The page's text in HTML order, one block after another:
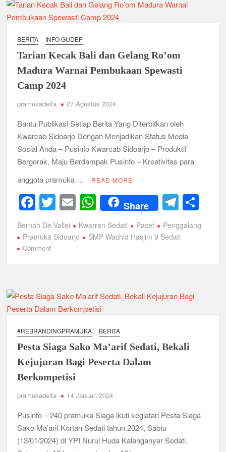
o
k
p
ke-
tahun
2024
Kwarran
BERITA INFO GUDEP
Tarian Kecak Bali dan Gelang Ro’om
Madura Warnai Pembukaan Spewasti
Camp 2024
pramukadelta 27 Agustus 2024
Bantu Publikasi Setiap Berita Yang Diterbitkan oleh
Kwarcab Sidoarjo Dengan Menjadikan Status Media
Sosial Anda – Pusinfo Kwarcab Sidoarjo – Produktif
Bergerak, Maju Berdampak Pusinfo – Kreativitas para
anggota pramuka …
READ MORE
F
a
c
e
b
o
k
T
wi
tt
E
m
ail
W
h
at
A
p
Share T
el
e
a
h
ar
Bernah De Vallei Kwarran Sedati Pacet
Penggalang
Pramuka Sidoarjo
SMP Wachid Hasjim 9 Sedati
Commenton
dan
Ro’om
Warnai
Pembukaan
Spewasti
2024
#REBRANDINGPRAMUKA BERITA
Pesta Siaga Sako Ma’arif Sedati, Bekali
Kejujuran Bagi Peserta Dalam
Berkompetisi
pramukadelta 14 Januari 2024
Pusinfo – 240 pramuka Siaga ikuti kegiatan Pesta Siaga
Sako Ma’arif Kortan Sedati tahun 2024, Sabtu
(13/01/2024) di YPI Nurul Huda Kalanganyar Sedati.